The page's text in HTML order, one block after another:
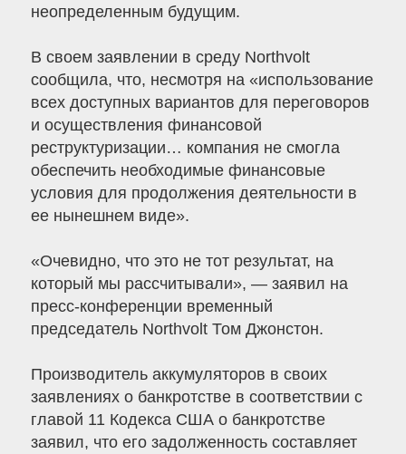
неопределенным будущим.
В своем заявлении в среду Northvolt
сообщила, что, несмотря на «использование
всех доступных вариантов для переговоров
и осуществления финансовой
реструктуризации… компания не смогла
обеспечить необходимые финансовые
условия для продолжения деятельности в
ее нынешнем виде».
«Очевидно, что это не тот результат, на
который мы рассчитывали», — заявил на
пресс-конференции временный
председатель Northvolt Том Джонстон.
Производитель аккумуляторов в своих
заявлениях о банкротстве в соответствии с
главой 11 Кодекса США о банкротстве
заявил, что его задолженность составляет